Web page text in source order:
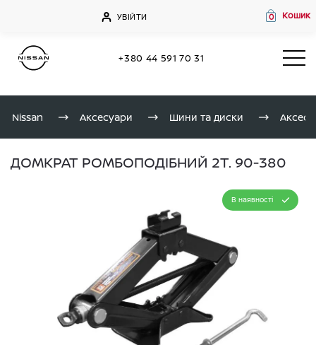
УВІЙТИ 0 Кошик
+380 44 591 70 31
Nissan Аксесуари Шини та диски
ДОМКРАТ РОМБОПОДІБНИЙ 2Т. 90-380
В наявності